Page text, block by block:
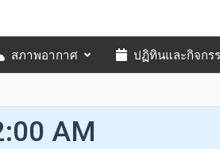
สภาพอากาศ ปฏิทินและกิจกร
AM